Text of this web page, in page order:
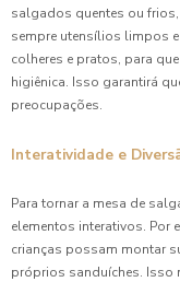
salgados quentes ou
sempre utensílios limpos
colheres e pratos, para
higiênica. Isso garantirá
preocupações.
Interatividade e
Para tornar a mesa de
elementos interativos. Por
crianças possam montar
próprios sanduíches. Isso